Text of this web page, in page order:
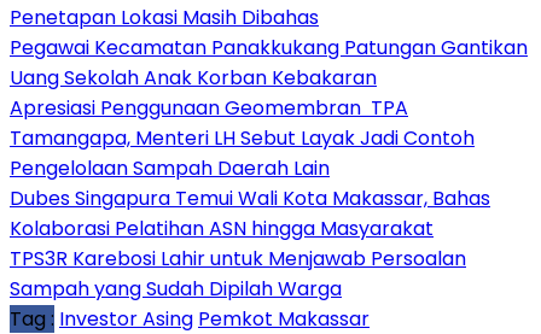
Penetapan Lokasi Masih Dibahas
Pegawai Kecamatan Panakkukang Patungan Gantikan
Uang Sekolah Anak Korban Kebakaran
Apresiasi Penggunaan Geomembran TPA
Tamangapa, Menteri LH Sebut Layak Jadi Contoh
Pengelolaan Sampah Daerah Lain
Dubes Singapura Temui Wali Kota Makassar, Bahas
Kolaborasi Pelatihan ASN hingga Masyarakat
TPS3R Karebosi Lahir untuk Menjawab Persoalan
Sampah yang Sudah Dipilah Warga
Tag : Investor Asing Pemkot Makassar